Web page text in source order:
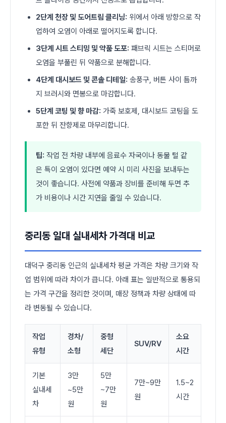
2단계 천장 및 도어트림 클리닝: 위에서 아래 방향으로 작
업하여 오염이 아래로 떨어지도록 합니다.
3단계 시트 스티밍 및 약품 도포: 패브릭 시트는 스티머로
오염을 부풀린 뒤 약품으로 분해합니다.
4단계 대시보드 및 콘솔 디테일: 송풍구, 버튼 사이 틈까
지 브러시와 면봉으로 마감합니다.
5단계 코팅 및 향 마감: 가죽 보호제, 대시보드 코팅을 도
포한 뒤 잔향제로 마무리합니다.
팁: 작업 전 차량 내부에 음료수 자국이나 동물 털 같
은 특이 오염이 있다면 예약 시 미리 사진을 보내두는
것이 좋습니다. 사전에 약품과 장비를 준비해 두면 추
가 비용이나 시간 지연을 줄일 수 있습니다.
중리동 일대 실내세차 가격대 비교
대덕구 중리동 인근의 실내세차 평균 가격은 차량 크기와 작
업 범위에 따라 차이가 큽니다. 아래 표는 일반적으로 통용되
는 가격 구간을 정리한 것이며, 매장 정책과 차량 상태에 따
라 변동될 수 있습니다.
작업
유형
경차/
소형
중형
세단
SUV/RV
소요
시간
기본
실내세
차
3만
~5만
원
5만
~7만
원
7만~9만
원
1.5~2
시간